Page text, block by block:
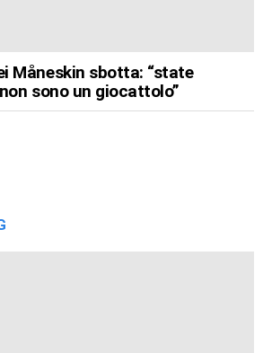
Måneskin sbotta: “state
sono un giocattolo”